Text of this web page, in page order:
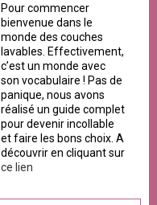
Pour commencer
bienvenue dans le
monde des couches
lavables. Effectivement,
c’est un monde avec
son vocabulaire ! Pas de
panique, nous avons
réalisé un guide complet
pour devenir incollable
et faire les bons choix. A
découvrir en cliquant sur
ce lien